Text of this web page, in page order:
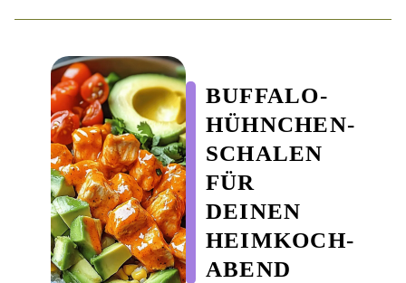
BUFFALO-
HÜHNCHEN-
SCHALEN
FÜR
DEINEN
HEIMKOCH-
ABEND